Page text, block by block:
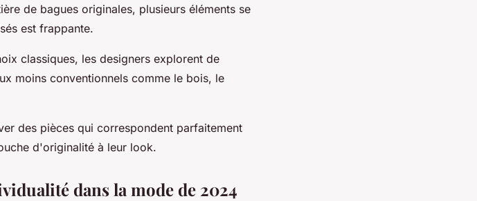
de bagues originales, plusieurs éléments se
est frappante.
classiques, les designers explorent de
moins conventionnels comme le bois, le
des pièces qui correspondent parfaitement
d'originalité à leur look.
dans la mode de 2024